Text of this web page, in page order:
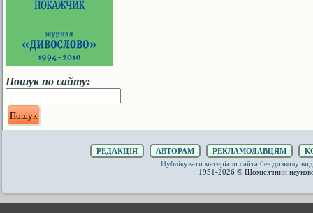
Пошук по сайту:
РЕДАКЦІЯ АВТОРАМ РЕКЛАМОДАВЦЯМ
Публікувати матеріали сайта без дозволу
1951-2026 © Щомісячний